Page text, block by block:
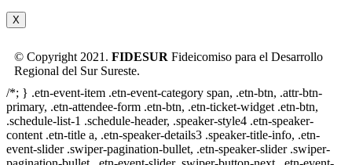
X
© Copyright 2021. FIDESUR Fideicomiso para el Desarrollo
Regional del Sur Sureste.
/*; } .etn-event-item .etn-event-category span, .etn-btn, .attr-btn-
primary, .etn-attendee-form .etn-btn, .etn-ticket-widget .etn-btn,
.schedule-list-1 .schedule-header, .speaker-style4 .etn-speaker-
content .etn-title a, .etn-speaker-details3 .speaker-title-info, .etn-
event-slider .swiper-pagination-bullet, .etn-speaker-slider .swiper-